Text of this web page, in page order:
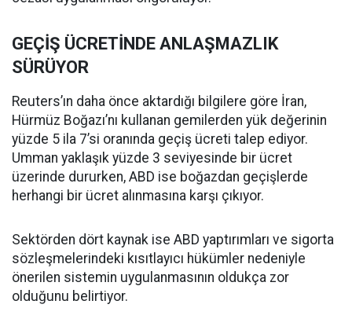
GEÇİŞ ÜCRETİNDE ANLAŞMAZLIK
SÜRÜYOR
Reuters’ın daha önce aktardığı bilgilere göre İran,
Hürmüz Boğazı’nı kullanan gemilerden yük değerinin
yüzde 5 ila 7’si oranında geçiş ücreti talep ediyor.
Umman yaklaşık yüzde 3 seviyesinde bir ücret
üzerinde dururken, ABD ise boğazdan geçişlerde
herhangi bir ücret alınmasına karşı çıkıyor.
Sektörden dört kaynak ise ABD yaptırımları ve sigorta
sözleşmelerindeki kısıtlayıcı hükümler nedeniyle
önerilen sistemin uygulanmasının oldukça zor
olduğunu belirtiyor.